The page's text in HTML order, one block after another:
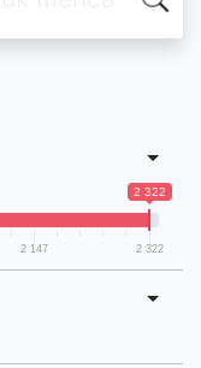
2 322
2 147 2 322